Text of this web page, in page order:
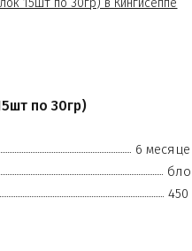
по 30гр)
6
450